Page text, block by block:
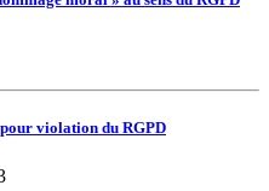
violation du RGPD